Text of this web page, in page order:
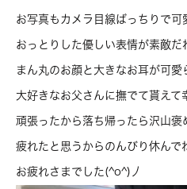
お写真もカメラ目線ばっちりで可
おっとりした優しい表情が素敵だ
まん丸のお顔と大きなお耳が可愛
大好きなお父さんに撫でて貰えて
頑張ったから落ち帰ったら沢山
疲れたと思うからのんびり休んで
お疲れさまでした(^o^)丿